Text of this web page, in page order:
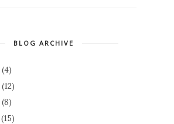
BLOG ARCHIVE
(4)
(12)
(8)
(15)